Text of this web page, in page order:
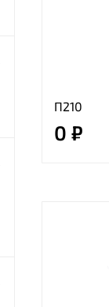
П210
0 ₽